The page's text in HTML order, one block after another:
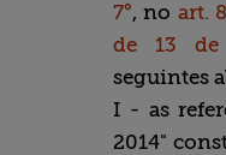
7°, no art.
de 13 de
seguintes
I - as
2014"